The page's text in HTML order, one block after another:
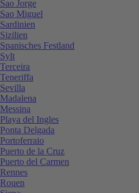
Sao Jorge
Sao Miguel
Sardinien
Sizilien
Spanisches Festland
Sylt
Terceira
Teneriffa
Sevilla
Madalena
Messina
Playa del Ingles
Ponta Delgada
Portoferraio
Puerto de la Cruz
Puerto del Carmen
Rennes
Rouen